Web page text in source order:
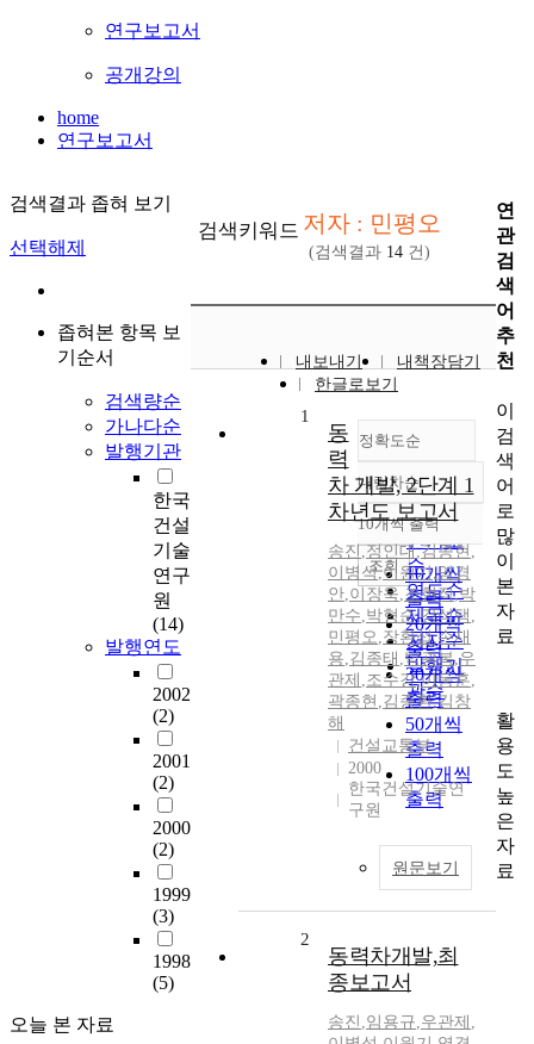
연구보고서
공개강의
home
연구보고서
검색결과 좁혀 보기
선택해제
좁혀본 항목 보
기순서
검색량순
가나다순
발행기관
한국
건설
기술
연구
원
(14)
발행연도
2002
(2)
2001
(2)
2000
(2)
1999
(3)
1998
(5)
오늘 본 자료
검색키워드 저자 : 민평오
(검색결과 14 건)
내보내기
내책장담기
한글로보기
정확도순
정확도
순
인기도
순
연도순
제목순
저자순
발행기
관순
내림차순
내림차순
10개씩 출력
10개씩
출력
20개씩
출력
30개씩
출력
50개씩
출력
100개씩
출력
조회
1
동
력
차 개발, 2단계 1
차년도 보고서
송진,정인대,김종현 ,
이병석,이원기,염경
안,이장욱,조현직,박
만수,박형순,강석택 ,
민평오,장환섭,손재
용,김종태 ,박광복,우
관제 ,조수강,이동훈,
곽종현 ,김종환,김창
해
건설교통부
2000
한국건설기술연
구원
원문보기
2
동력차개발,최
종보고서
송진 ,임용규,우관제 ,
연
관
검
색
어
추
천
이
검
색
어
로
많
이
본
자
료
활
용
도
높
은
자
료